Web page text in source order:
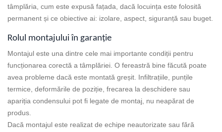
tâmplăria, cum este expusă fațada, dacă locuința este folosită
permanent și ce obiective ai: izolare, aspect, siguranță sau buget.
Rolul montajului în garanție
Montajul este una dintre cele mai importante condiții pentru
funcționarea corectă a tâmplăriei. O fereastră bine făcută poate
avea probleme dacă este montată greșit. Infiltrațiile, punțile
termice, deformările de poziție, frecarea la deschidere sau
apariția condensului pot fi legate de montaj, nu neapărat de
produs.
Dacă montajul este realizat de echipe neautorizate sau fără